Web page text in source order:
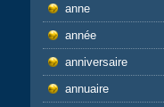
anne
année
anniversaire
annuaire